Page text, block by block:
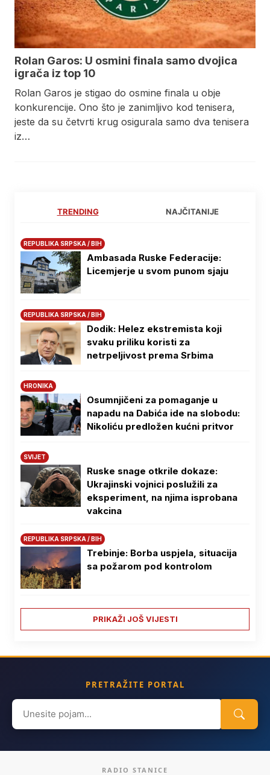
Rolan Garos: U osmini finala samo dvojica
igrača iz top 10
Rolan Garos je stigao do osmine finala u obje
konkurencije. Ono što je zanimljivo kod tenisera,
jeste da su četvrti krug osigurala samo dva tenisera
iz…
TRENDING NAJČITANIJE
REPUBLIKA SRPSKA / BIH
Ambasada Ruske Federacije:
Licemjerje u svom punom sjaju
REPUBLIKA SRPSKA / BIH
Dodik: Helez ekstremista koji
svaku priliku koristi za
netrpeljivost prema Srbima
HRONIKA
Osumnjičeni za pomaganje u
napadu na Dabića ide na slobodu:
Nikoliću predložen kućni pritvor
SVIJET
Ruske snage otkrile dokaze:
Ukrajinski vojnici poslužili za
eksperiment, na njima isprobana
vakcina
REPUBLIKA SRPSKA / BIH
Trebinje: Borba uspjela, situacija
sa požarom pod kontrolom
PRIKAŽI JOŠ VIJESTI
PRETRAŽITE PORTAL
Search
for:
RADIO STANICE